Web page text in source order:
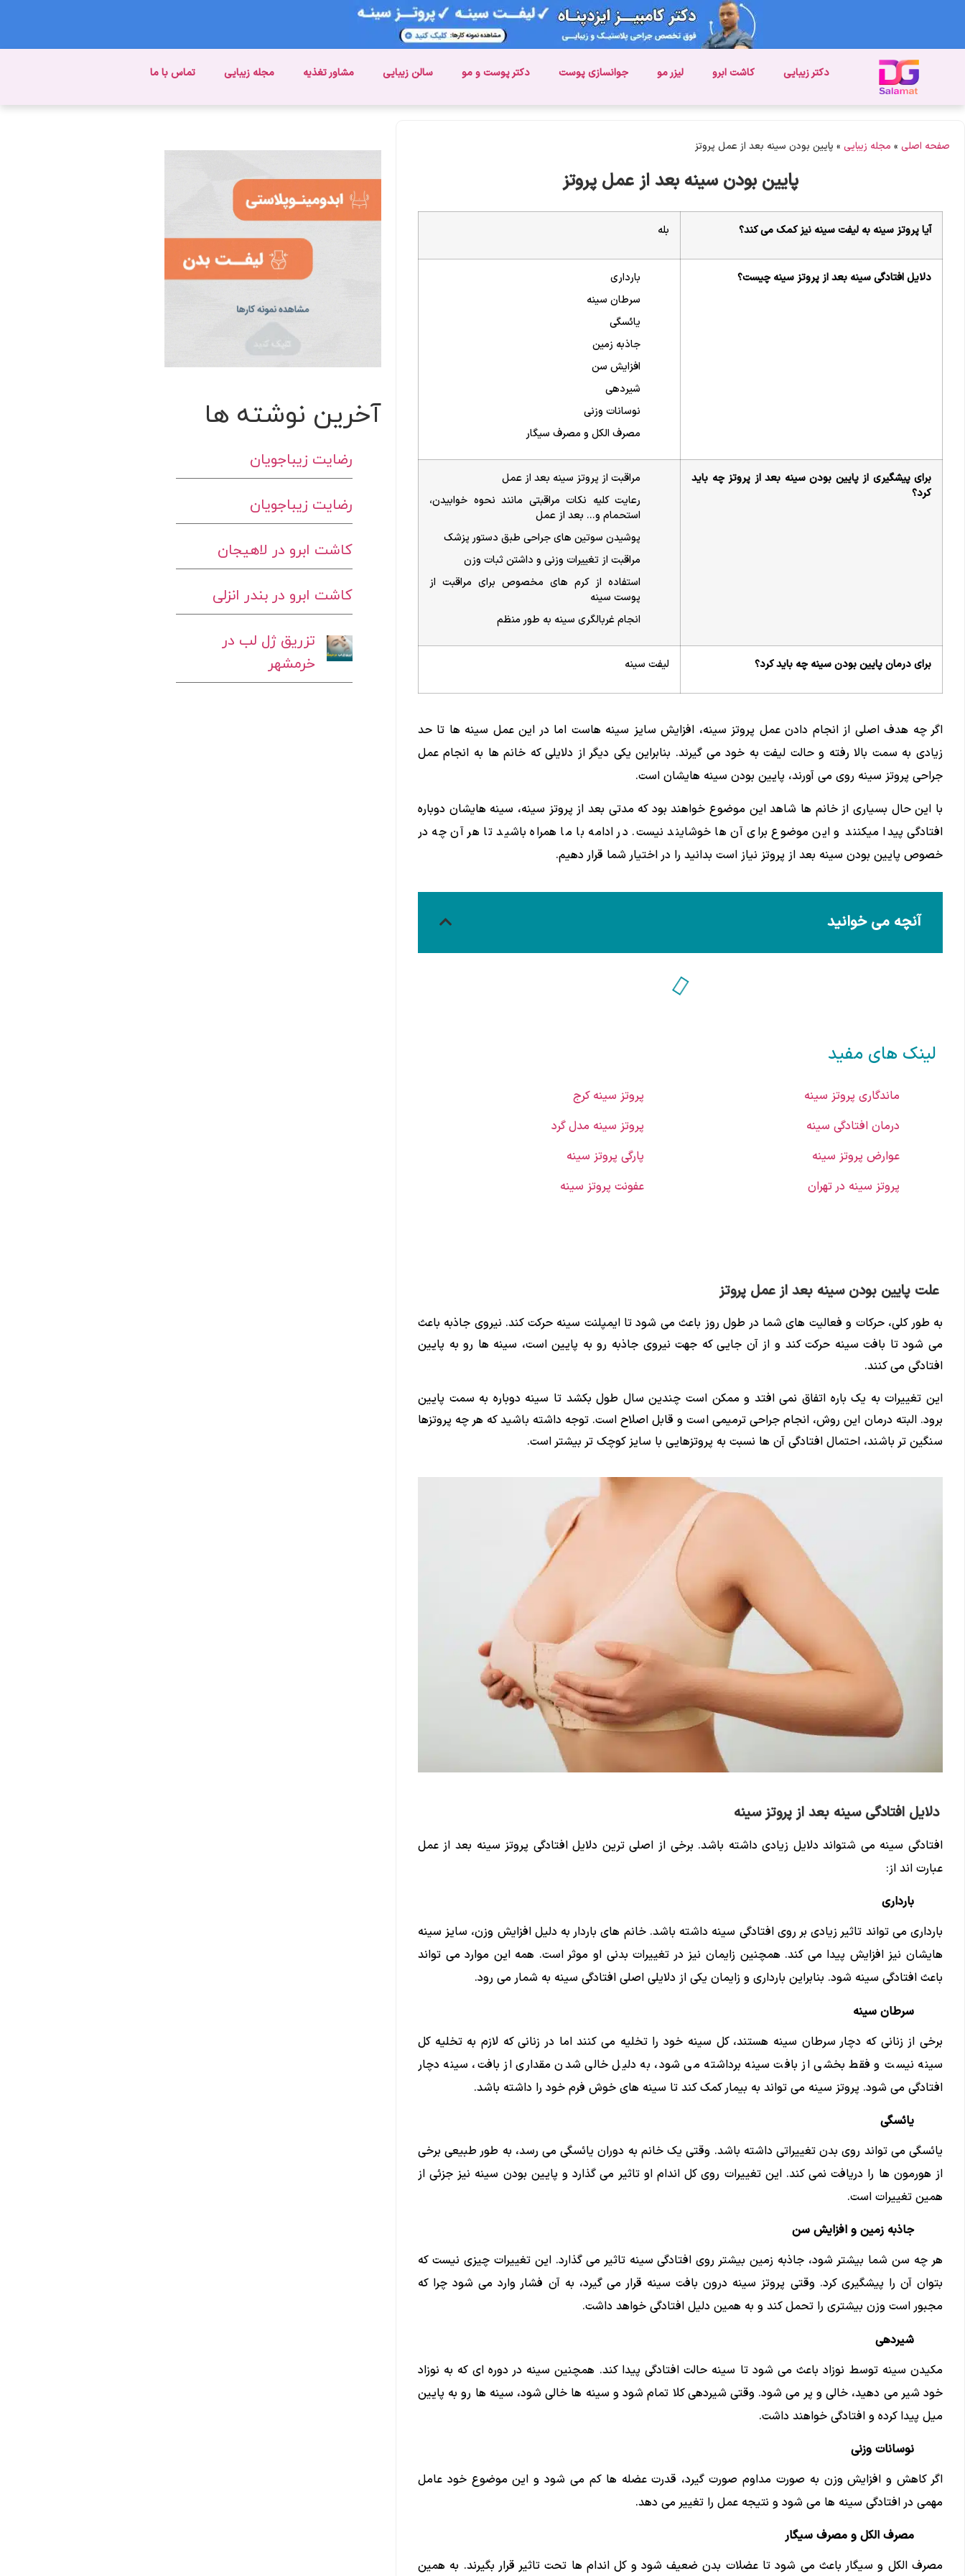
دکتر زیبایی کاشت ابرو لیزر مو جوانسازی پوست دکتر پوست و مو سالن زیبایی مشاور تغذیه مجله زیبایی تماس با ما
صفحه اصلی » مجله زیبایی » پایین بودن سینه بعد از عمل پروتز
پایین بودن سینه بعد از عمل پروتز
آیا پروتز سینه به لیفت سینه نیز کمک می کند؟ بله
دلایل افتادگی سینه بعد از پروتز سینه چیست؟
بارداری
سرطان سینه
یائسگی
جاذبه زمین
افزایش سن
شیردهی
نوسانات وزنی
مصرف الکل و مصرف سیگار
برای پیشگیری از پایین بودن سینه بعد از پروتز چه باید
کرد؟
مراقبت از پروتز سینه بعد از عمل
رعایت کلیه نکات مراقبتی مانند نحوه خوابیدن،
استحمام و… بعد از عمل
پوشیدن سوتین های جراحی طبق دستور پزشک
مراقبت از تغییرات وزنی و داشتن ثبات وزن
استفاده از کرم های مخصوص برای مراقبت از
پوست سینه
انجام غربالگری سینه به طور منظم
برای درمان پایین بودن سینه چه باید کرد؟ لیفت سینه
اگر چه هدف اصلی از انجام دادن عمل پروتز سینه، افزایش سایز سینه هاست اما در این عمل سینه ها تا حد
زیادی به سمت بالا رفته و حالت لیفت به خود می گیرند. بنابراین یکی دیگر از دلایلی که خانم ها به انجام عمل
جراحی پروتز سینه روی می آورند، پایین بودن سینه هایشان است.
با این حال بسیاری از خانم ها شاهد این موضوع خواهند بود که مدتی بعد از پروتز سینه، سینه هایشان دوباره
افتادگی پیدا میکنند و این موضوع برای آن ها خوشایند نیست. در ادامه با ما همراه باشید تا هر آن چه در
خصوص پایین بودن سینه بعد از پروتز نیاز است بدانید را در اختیار شما قرار دهیم.
آنچه می خوانید
لینک های مفید
ماندگاری پروتز سینه
درمان افتادگی سینه
عوارض پروتز سینه
پروتز سینه در تهران
پروتز سینه کرج
پروتز سینه مدل گرد
پارگی پروتز سینه
عفونت پروتز سینه
علت پایین بودن سینه بعد از عمل پروتز
به طور کلی، حرکات و فعالیت های شما در طول روز باعث می شود تا ایمپلنت سینه حرکت کند. نیروی جاذبه باعث
می شود تا بافت سینه حرکت کند و از آن جایی که جهت نیروی جاذبه رو به پایین است، سینه ها رو به پایین
افتادگی می کنند.
این تغییرات به یک باره اتفاق نمی افتد و ممکن است چندین سال طول بکشد تا سینه دوباره به سمت پایین
برود. البته درمان این روش، انجام جراحی ترمیمی است و قابل اصلاح است. توجه داشته باشید که هر چه پروتزها
سنگین تر باشند، احتمال افتادگی آن ها نسبت به پروتزهایی با سایز کوچک تر بیشتر است.
دلایل افتادگی سینه بعد از پروتز سینه
افتادگی سینه می شتواند دلایل زیادی داشته باشد. برخی از اصلی ترین دلایل افتادگی پروتز سینه بعد از عمل
عبارت اند از:
بارداری
بارداری می تواند تاثیر زیادی بر روی افتادگی سینه داشته باشد. خانم های باردار به دلیل افزایش وزن، سایز سینه
هایشان نیز افزایش پیدا می کند. همچنین زایمان نیز در تغییرات بدنی او موثر است. همه این موارد می تواند
باعث افتادگی سینه شود. بنابراین بارداری و زایمان یکی از دلایلی اصلی افتادگی سینه به شمار می رود.
سرطان سینه
برخی از زنانی که دچار سرطان سینه هستند، کل سینه خود را تخلیه می کنند اما در زنانی که لازم به تخلیه کل
سینه نیست و فقط بخشی از بافت سینه برداشته می شود، به دلیل خالی شدن مقداری از بافت، سینه دچار
افتادگی می شود. پروتز سینه می تواند به بیمار کمک کند تا سینه های خوش فرم خود را داشته باشد.
یائسگی
یائسگی می تواند روی بدن تغییراتی داشته باشد. وقتی یک خانم به دوران یائسگی می رسد، به طور طبیعی برخی
از هورمون ها را دریافت نمی کند. این تغییرات روی کل اندام او تاثیر می گذارد و پایین بودن سینه نیز جزئی از
همین تغییرات است.
جاذبه زمین و افزایش سن
هر چه سن شما بیشتر شود، جاذبه زمین بیشتر روی افتادگی سینه تاثیر می گذارد. این تغییرات چیزی نیست که
بتوان آن را پیشگیری کرد. وقتی پروتز سینه درون بافت سینه قرار می گیرد، به آن فشار وارد می شود چرا که
مجبور است وزن بیشتری را تحمل کند و به همین دلیل افتادگی خواهد داشت.
شیردهی
مکیدن سینه توسط نوزاد باعث می شود تا سینه حالت افتادگی پیدا کند. همچنین سینه در دوره ای که به نوزاد
خود شیر می دهید، خالی و پر می شود. وقتی شیردهی کلا تمام شود و سینه ها خالی شود، سینه ها رو به پایین
میل پیدا کرده و افتادگی خواهند داشت.
نوسانات وزنی
اگر کاهش و افزایش وزن به صورت مداوم صورت گیرد، قدرت عضله ها کم می شود و این موضوع خود عامل
مهمی در افتادگی سینه ها می شود و نتیجه عمل را تغییر می دهد.
مصرف الکل و مصرف سیگار
مصرف الکل و سیگار باعث می شود تا عضلات بدن ضعیف شود و کل اندام ها تحت تاثیر قرار بگیرند. به همین
آخرین نوشته ها
رضایت زیباجویان
رضایت زیباجویان
کاشت ابرو در لاهیجان
کاشت ابرو در بندر انزلی
تزریق ژل لب در
خرمشهر